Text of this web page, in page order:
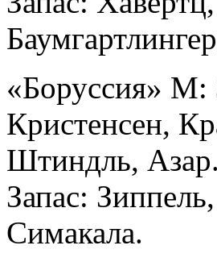
«Боруссия» М:
Кристенсен,
Штиндль, Азар.
Запас:
Симакала.